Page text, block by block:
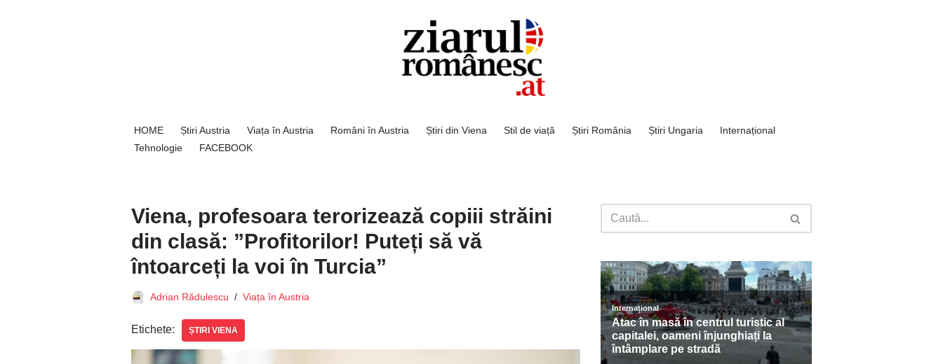
HOME Știri Austria Viața în Austria Români în Austria Știri din Viena Stil de viață Știri România Știri Ungaria
Internațional
Tehnologie
FACEBOOK
Viena, profesoara terorizează copiii străini
din clasă: ”Profitorilor! Puteți să vă
întoarceți la voi în Turcia”
Adrian Rădulescu Viața în Austria
Etichete: ȘTIRI VIENA